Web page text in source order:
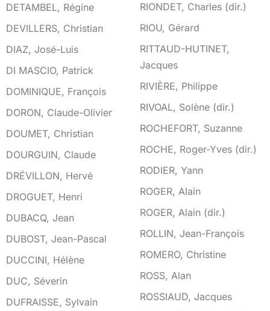
DETAMBEL, Régine
DEVILLERS, Christian
DIAZ, José-Luis
DI MASCIO, Patrick
DOMINIQUE, François
DORON, Claude-Olivier
DOUMET, Christian
DOURGUIN, Claude
DRÉVILLON, Hervé
DROGUET, Henri
DUBACQ, Jean
DUBOST, Jean-Pascal
DUCCINI, Hélène
DUC, Séverin
DUFRAISSE, Sylvain
RIONDET, Charles (dir.)
RIOU, Gérard
RITTAUD-HUTINET,
Jacques
RIVIÈRE, Philippe
RIVOAL, Solène (dir.)
ROCHEFORT, Suzanne
ROCHE, Roger-Yves (dir.)
RODIER, Yann
ROGER, Alain
ROGER, Alain (dir.)
ROLLIN, Jean-François
ROMERO, Christine
ROSS, Alan
ROSSIAUD, Jacques